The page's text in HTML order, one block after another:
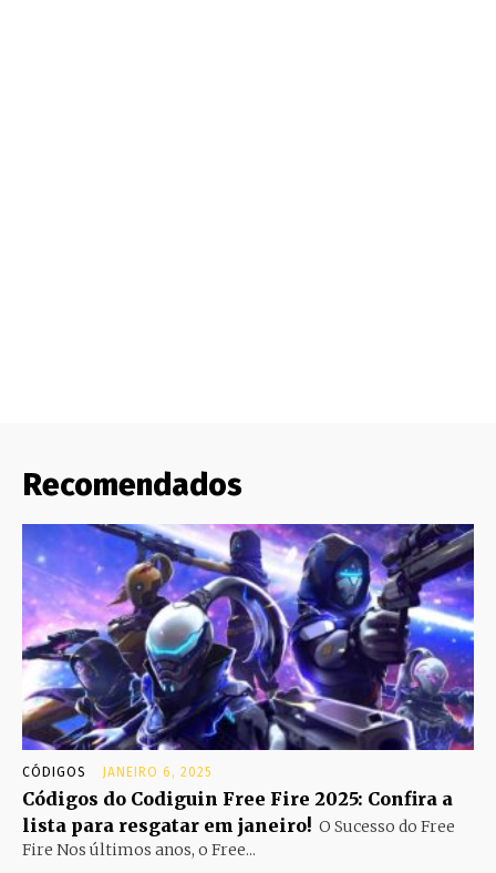
Recomendados
CÓDIGOS JANEIRO 6, 2025
Códigos do Codiguin Free Fire 2025: Confira a
lista para resgatar em janeiro! O Sucesso do Free
Fire Nos últimos anos, o Free...